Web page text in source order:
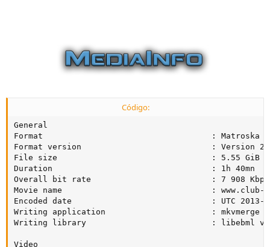
Código:
General
Format                                   : Matroska
Format version                           : Version 2
File size                                : 5.55 GiB
Duration                                 : 1h 40mn
Overall bit rate                         : 7 908 Kbps
Movie name                               : www.club-
Encoded date                             : UTC 2013-
Writing application                      : mkvmerge
Writing library                          : libebml
Video